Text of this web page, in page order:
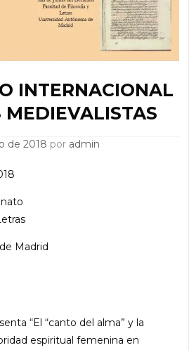
INTERNACIONAL
MEDIEVALISTAS
de 2018 por admin
Madrid
“El “canto del alma” y la
espiritual femenina en